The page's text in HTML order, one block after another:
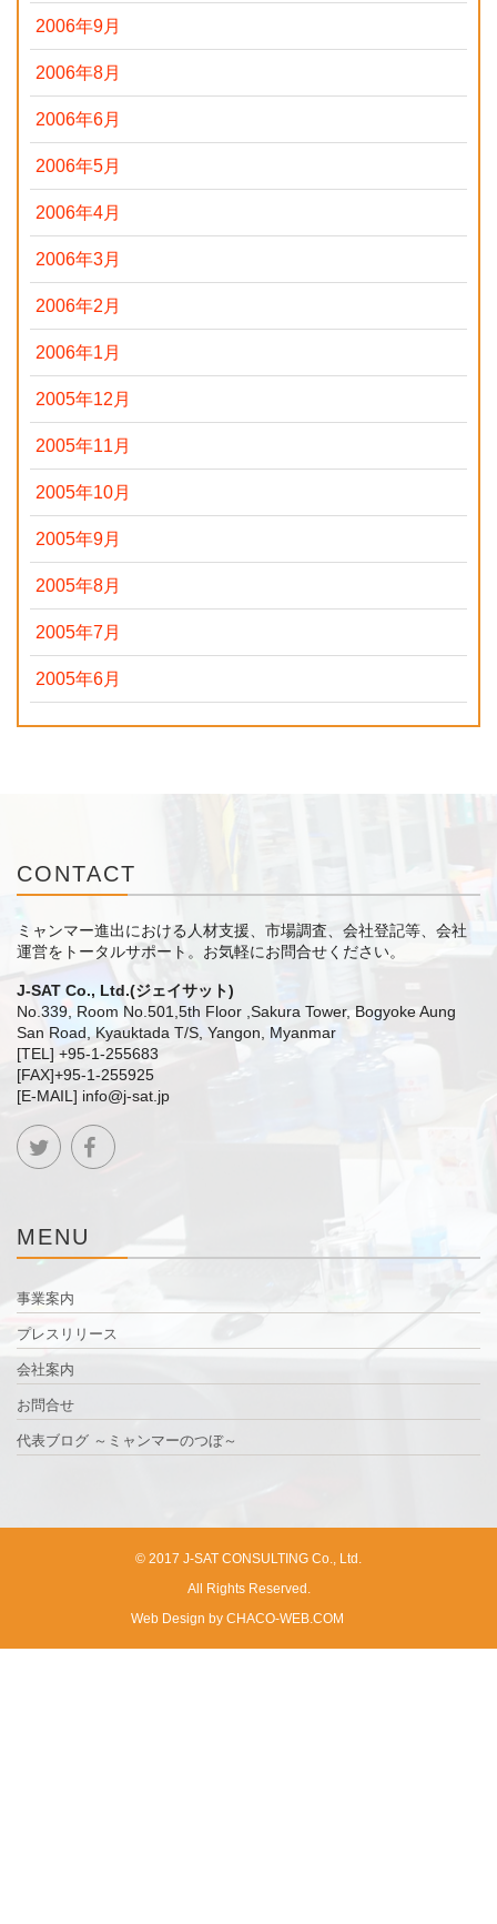
2006年9月
2006年8月
2006年6月
2006年5月
2006年4月
2006年3月
2006年2月
2006年1月
2005年12月
2005年11月
2005年10月
2005年9月
2005年8月
2005年7月
2005年6月
CONTACT
ミャンマー進出における人材支援、市場調査、会社登記等、会社
運営をトータルサポート。 お気軽にお問合せください。
J-SAT Co., Ltd.(ジェイサット)
No.339, Room No.501,5th Floor ,Sakura Tower, Bogyoke Aung
San Road, Kyauktada T/S, Yangon, Myanmar
[TEL] +95-1-255683
[FAX]+95-1-255925
[E-MAIL] info@j-sat.jp
MENU
事業案内
プレスリリース
会社案内
お問合せ
代表ブログ ～ミャンマーのつぼ～
© 2017 J-SAT CONSULTING Co., Ltd.
All Rights Reserved.
Web Design by CHACO-WEB.COM